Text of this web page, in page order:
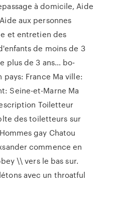
à domicile, Aide
aux personnes
et entretien des
de moins de 3
plus de 3 ans… bo-
pays: France Ma ville:
Seine-et-Marne Ma
Toiletteur
des toiletteurs sur
Hommes gay Chatou
commence en
\\ vers le bas sur.
avec un throatful